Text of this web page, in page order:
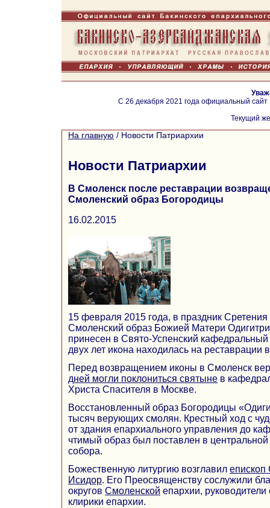
С 26 декабря 2021 года официальный
Текущий
На главную / Новости Патриархии
Новости Патриархии
В Смоленск после реставрации
Смоленский образ Богородицы
16.02.2015
15 февраля 2015 года, в праздник
Смоленский образ Божией Матери
принесен в Свято-Успенский
двух лет икона находилась на реставрации
Перед возвращением иконы в Смоленск
дней могли поклониться святыне в
Христа Спасителя в Москве.
Восстановленный образ Богородицы
тысяч верующих смолян. Крестный ход с
от здания епархиального управления до
чтимый образ был поставлен в центральной
собора.
Божественную литургию возглавил епископ
Исидор. Его Преосвященству сослужили
округов Смоленской епархии,
клирики епархии.